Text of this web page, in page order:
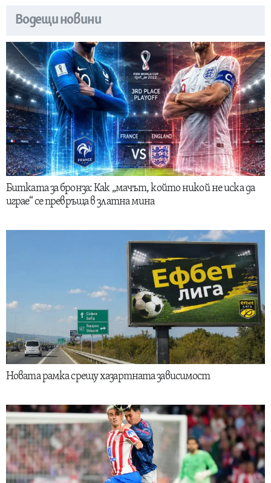
Водещи новини
Битката за бронза: Как „мачът, който никой не иска да
играе“ се превръща в златна мина
Новата рамка срещу хазартната зависимост